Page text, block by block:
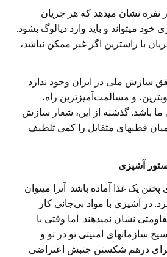
نشان میدهد که هر جریان
خود میتواند و باید وارد دیالوگ بشود.
با راسترین اگر غیر ممکن نباشد،
سازش ملی در ایران وجود ندارد.
و مسالمت‌آمیزترین راه،
ما باشد. گذشته از این، شعار سازش
قطبهای متقابل را کمی تلطیف
یک غذا آماده باشد. آنرا میتوان
در آشپزی با مواد بی‌جانی کار
نشان نمیدهند. اما وقتی با
سازمانهای امنیتی تو در تو و
برای درهم شکستن جنبش اعتراضی